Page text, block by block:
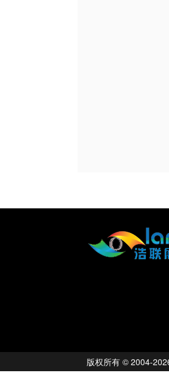
版权所有 © 2004-